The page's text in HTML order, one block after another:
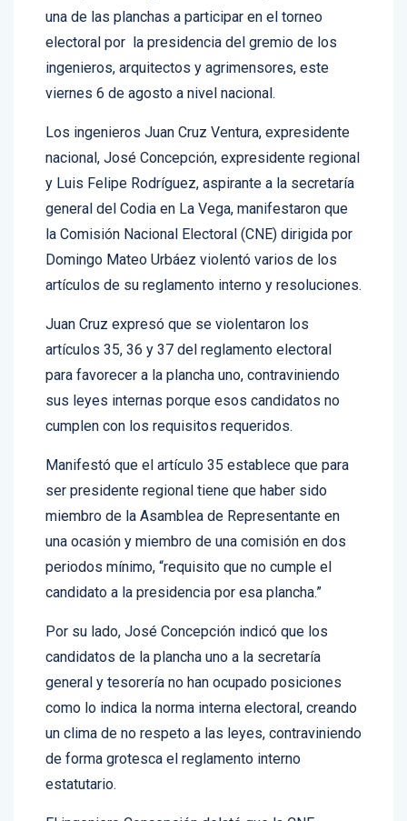
inscripción de algunos candidatos para conformar
una de las planchas a participar en el torneo
electoral por la presidencia del gremio de los
ingenieros, arquitectos y agrimensores, este
Los ingenieros Juan Cruz Ventura, expresidente
nacional, José Concepción, expresidente regional
y Luis Felipe Rodríguez, aspirante a la secretaría
general del Codia en La Vega, manifestaron que
la Comisión Nacional Electoral (CNE) dirigida por
Domingo Mateo Urbáez violentó varios de los
Juan Cruz expresó que se violentaron los
artículos 35, 36 y 37 del reglamento electoral
para favorecer a la plancha uno, contraviniendo
sus leyes internas porque esos candidatos no
Manifestó que el artículo 35 establece que para
ser presidente regional tiene que haber sido
miembro de la Asamblea de Representante en
una ocasión y miembro de una comisión en dos
periodos mínimo, “requisito que no cumple el
Por su lado, José Concepción indicó que los
candidatos de la plancha uno a la secretaría
general y tesorería no han ocupado posiciones
como lo indica la norma interna electoral, creando
un clima de no respeto a las leyes, contraviniendo
de forma grotesca el reglamento interno